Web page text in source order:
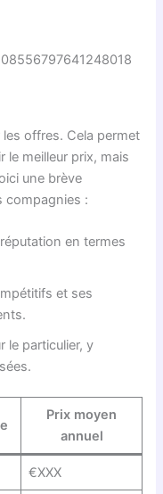
offres. Cela permet
le meilleur prix, mais
une brève
compagnies :
en termes
et ses
le particulier, y
Prix moyen
annuel
€XXX